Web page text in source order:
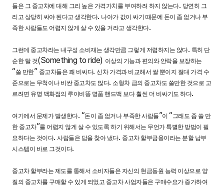
들은 그 중고차에 대해 그리 높은 가격가치를 부여하려 하지 않는다. 당연히 그
리고 상당히 싸야 된다고 생각한다. 나아가 값이 싸기 때문에 돈이 좀 없거나 부
족한 사람들도 어렵지 않게 살 수 있을 거라고 생각한다.
그런데 중고차라는 내구성 소비재는 생각만큼 그렇게 저렴하지는 않다. 특히 단
순한 탈 것(Something to ride) 이상의 기능과 편의와 안락을 보장하는
“쓸 만한” 중고차들은 꽤 비싸다.신차 가격과 비교해서 쌀 뿐이지 절대 가격 수
준으로는 무척이나 비싼 중고차도 많다. 소형차 급의 중고차도 쓸만한 것으로 고
르려면 유명 백화점의 루이비똥 명품 핸드백 보다 훨씬 더 비싸기도 하다.
여기에서 문제가 발생한다. “돈이 좀 없거나 부족한 사람들”이“그래도 좀 쓸 만
한 중고차”를 어렵지 않게 살 수 있도록 하기 위해서는 무언가 특별한 방법이 필
요하다는 것이다.사람들은 답을 찾아 냈다. 중고차 할부금융이라는 분할 납부
시스템이 바로 그것이다.
중고차 할부라는 제도를 통해서 소비자들은 자신의 현금동원 능력 이상으로 양
질의 중고차를 구매할 수 있게 되었고 중고차 사업자들은 구매수요가 증가하여